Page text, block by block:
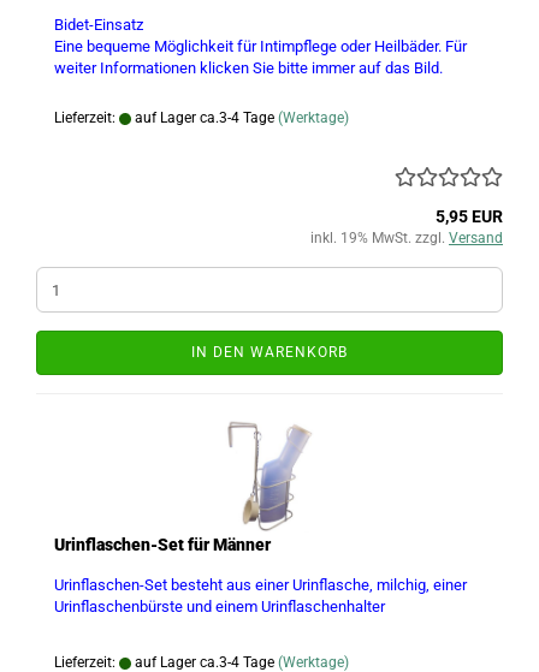
Bidet-Einsatz
Eine bequeme Möglichkeit für Intimpflege oder Heilbäder. Für
weiter Informationen klicken Sie bitte immer auf das Bild.
Lieferzeit: auf Lager ca.3-4 Tage (Werktage)
5,95 EUR
inkl. 19% MwSt. zzgl. Versand
IN DEN WARENKORB
Urinflaschen-Set für Männer
Urinflaschen-Set besteht aus einer Urinflasche, milchig, einer
Urinflaschenbürste und einem Urinflaschenhalter
Lieferzeit: auf Lager ca.3-4 Tage (Werktage)